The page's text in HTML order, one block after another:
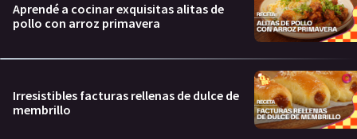
Aprendé a cocinar exquisitas alitas de
pollo con arroz primavera
Irresistibles facturas rellenas de dulce de
membrillo